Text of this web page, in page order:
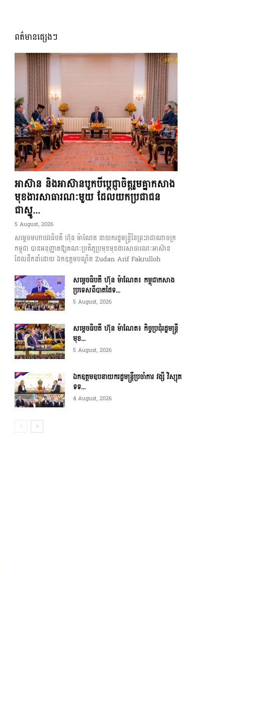
ពត៌មានផ្សេងៗ
អាស៊ាន និងអាស៊ានបូកបីប្តេជ្ញាចិត្តរួមគ្នាកសាង
មុខងារសាធារណៈមួយ ដែលយកប្រជាជន
ជាស្នូ...
5 August, 2026
សម្តេចមហាបវរធិបតី ហ៊ុន ម៉ាណែត នាយករដ្ឋមន្ត្រីនៃព្រះរាជាណាចក្រ
កម្ពុជា បានអនុញ្ញាតឱ្យគណៈប្រតិភូប្រមុខមុខងារសាធារណៈអាស៊ាន
ដែលដឹកនាំដោយ ឯកឧត្តមបណ្ឌិត Zudan Arif Fakrulloh
សម្ដេចធិបតី ហ៊ុន ម៉ាណែត៖ កម្ពុជាកសាង
ប្រទេសពីបាតដៃទ...
5 August, 2026
សម្ដេចធិបតី ហ៊ុន ម៉ាណែត៖ កិច្ចប្រជុំរដ្ឋមន្ត្រី
មុខ...
5 August, 2026
ឯកឧត្តមឧបនាយករដ្ឋមន្ត្រីប្រចាំការ វង្សី វិស្សុត
ទទ...
4 August, 2026